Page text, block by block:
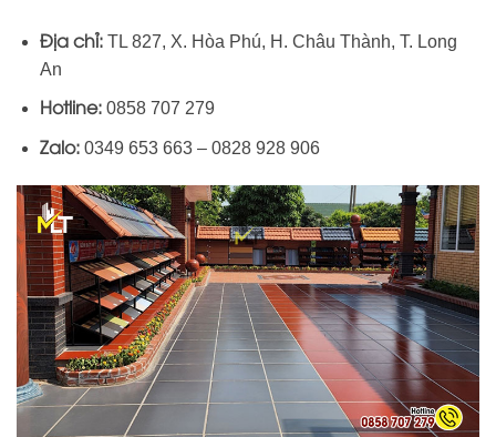
Địa chỉ:TL 827, X. Hòa Phú, H. Châu Thành, T. Long
An
Hotline:0858 707 279
Zalo: 0349 653 663– 0828 928 906